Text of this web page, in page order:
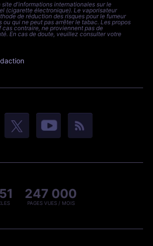
site d'informations internationales sur le
(cigarette électronique). Le vaporisateur
de réduction des risques pour le fumeur
ou qui ne peut pas arrêter le tabac. Les propos
cas contraire, ne proviennent pas de
En cas de doute, veuillez consulter votre
247 000
PAGES VUES / MOIS